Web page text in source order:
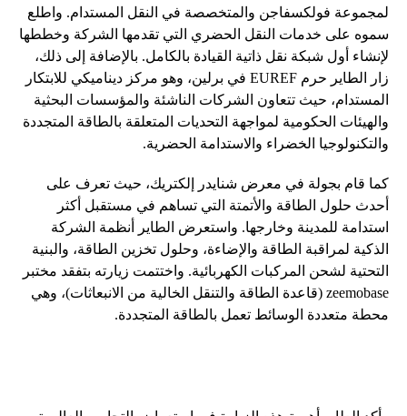
لمجموعة فولكسفاجن والمتخصصة في النقل المستدام. واطلع
سموه على خدمات النقل الحضري التي تقدمها الشركة وخططها
لإنشاء أول شبكة نقل ذاتية القيادة بالكامل. بالإضافة إلى ذلك،
زار الطاير حرم EUREF في برلين، وهو مركز ديناميكي للابتكار
المستدام، حيث تتعاون الشركات الناشئة والمؤسسات البحثية
والهيئات الحكومية لمواجهة التحديات المتعلقة بالطاقة المتجددة
والتكنولوجيا الخضراء والاستدامة الحضرية.
كما قام بجولة في معرض شنايدر إلكتريك، حيث تعرف على
أحدث حلول الطاقة والأتمتة التي تساهم في مستقبل أكثر
استدامة للمدينة وخارجها. واستعرض الطاير أنظمة الشركة
الذكية لمراقبة الطاقة والإضاءة، وحلول تخزين الطاقة، والبنية
التحتية لشحن المركبات الكهربائية. واختتمت زيارته بتفقد مختبر
zeemobase (قاعدة الطاقة والتنقل الخالية من الانبعاثات)، وهي
محطة متعددة الوسائط تعمل بالطاقة المتجددة.